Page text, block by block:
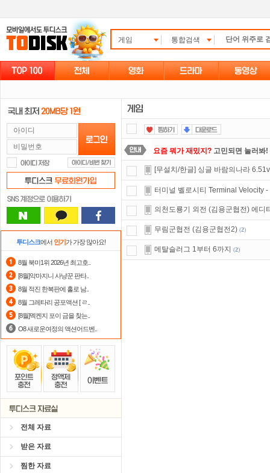
게임 통합검색
투디스크에서 인기가 가장 많아요!
8월 북미1위 2026년 최고호..
[8월]악마지니 사냥꾼 판타..
8월 적진 한복판에 홀로 남..
8월 그레타리 공포액션 [ ㄹ..
[8월]멕켄지 포이 금을 찾는..
O8 새로운여정의 액션어드벤..
전체 자료
받은 자료
찜한 자료
요즘 뭐가 재밌지? 고민되면 눌러봐!
댓글만 잘써도 무료 포인트를 드립
숨어있는 카드 마일리지 조회하고
출석체크이벤트!매일매일출석체
포인트할인쿠폰 사용방법안내
[무설치/한글] 싱글 바람의나라
터미널 벨로시티 Terminal Velocity
의천도룡기 외전 (김용군협전) 에디
무림군협전 (김용군협전2) (2)
메탈슬러그 1부터 6까지 (2)